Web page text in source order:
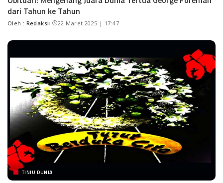
dari Tahun ke Tahun
Oleh : Redaksi 22 Maret 2025 | 17:47
TINJU DUNIA